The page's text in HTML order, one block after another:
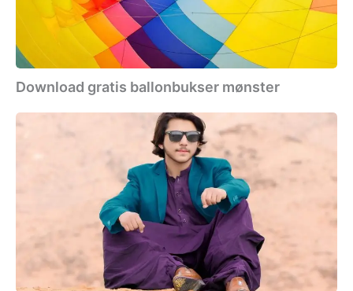
Download gratis ballonbukser mønster
Download
blazer